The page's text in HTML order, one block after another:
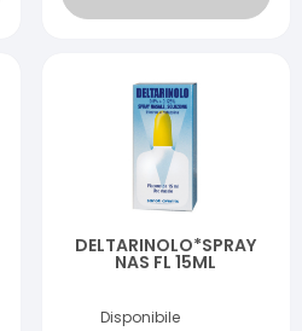
DELTARINOLO*SPRAY
NAS FL 15ML
Disponibile